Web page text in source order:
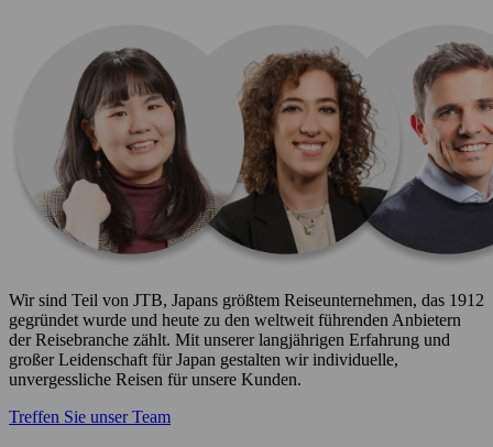
Wir sind Teil von JTB, Japans größtem Reiseunternehmen, das 1912
gegründet wurde und heute zu den weltweit führenden Anbietern
der Reisebranche zählt. Mit unserer langjährigen Erfahrung und
großer Leidenschaft für Japan gestalten wir individuelle,
unvergessliche Reisen für unsere Kunden.
Treffen Sie unser Team